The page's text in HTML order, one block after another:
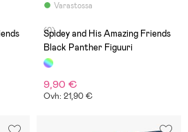
Varastossa
(0)
Spidey and His Amazing Friends
Black Panther Figuuri
9,90 €
Ovh: 21,90 €